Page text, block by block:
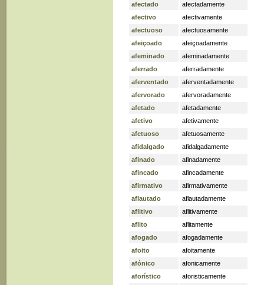
afectado
afectadamente
afectivo
afectivamente
afectuoso
afectuosamente
afeiçoado
afeiçoadamente
afeminado
afeminadamente
aferrado
aferradamente
aferventado
aferventadamente
afervorado
afervoradamente
afetado
afetadamente
afetivo
afetivamente
afetuoso
afetuosamente
afidalgado
afidalgadamente
afinado
afinadamente
afincado
afincadamente
afirmativo
afirmativamente
aflautado
aflautadamente
aflitivo
aflitivamente
aflito
aflitamente
afogado
afogadamente
afoito
afoitamente
afónico
afonicamente
aforístico
aforisticamente